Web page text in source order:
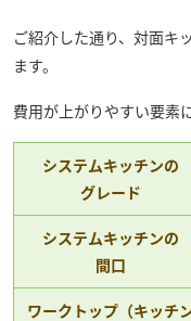
ご紹介した通り、対面キ
ます。
費用が上がりやすい要素
システムキッチンの
グレード
システムキッチンの
間口
ワークトップ（キッチ